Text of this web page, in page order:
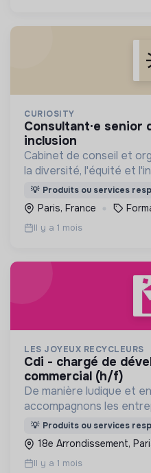
CURIOSITY
consultant·e senior diversité, équité &
inclusion
Cabinet de conseil et
la diversité, l'équité et
💡 Produits ou services
Paris, France
Il y a 1 mois
LES JOYEUX RECYCLEURS
cdi - chargé de développement
commercial (h/f)
De manière ludique et
accompagnons les
la valorisation de leurs
en favorisant l’insertion
💡 Produits ou services
18e Arrondissement,
Il y a 1 mois